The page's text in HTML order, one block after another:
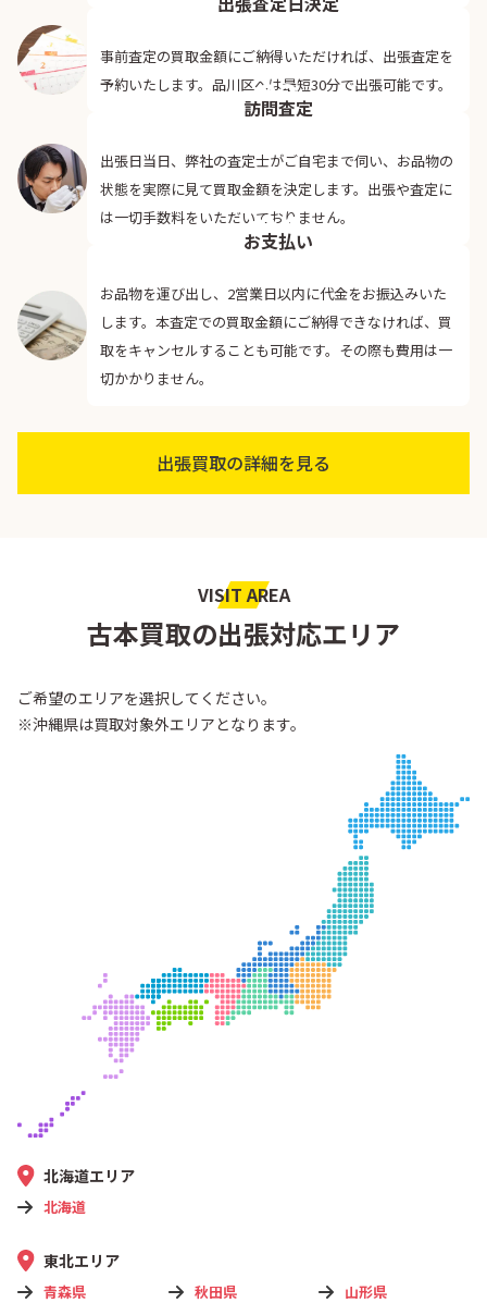
事前査定の買取金額にご納得いただければ、出張査定を
予約いたします。品川区へは最短30分で出張可能です。
03
訪問査定
出張日当日、弊社の査定士がご自宅まで伺い、お品物の
状態を実際に見て買取金額を決定します。出張や査定に
は一切手数料をいただいておりません。
04
お支払い
お品物を運び出し、2営業日以内に代金をお振込みいた
します。本査定での買取金額にご納得できなければ、買
取をキャンセルすることも可能です。その際も費用は一
切かかりません。
出張買取の詳細を見る
VISIT AREA
古本買取の出張対応エリア
ご希望のエリアを選択してください。
※沖縄県は買取対象外エリアとなります。
北海道エリア
北海道
東北エリア
青森県 秋田県
山形県